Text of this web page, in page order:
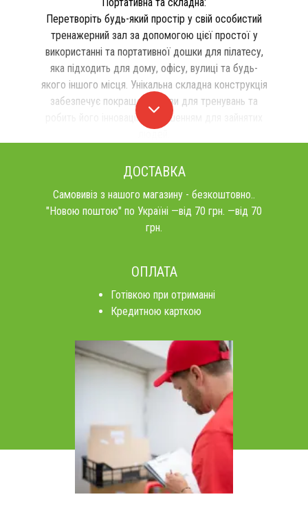
Перетворіть будь-який простір у свій особистий
тренажерний зал за допомогою цієї простої у
використанні та портативної дошки для пілатесу,
яка підходить для дому, офісу, вулиці та будь-
якого іншого місця. Унікальна складна конструкція
забезпечує покращені умови для тренувань та
робить його інноваційним рішенням для зайнятих
ДОСТАВКА
Самовивіз з нашого магазину - безкоштовно..
"Новою поштою" по Україні —від 70 грн. —від 70
грн.
ОПЛАТА
Готівкою при отриманні
Кредитною карткою